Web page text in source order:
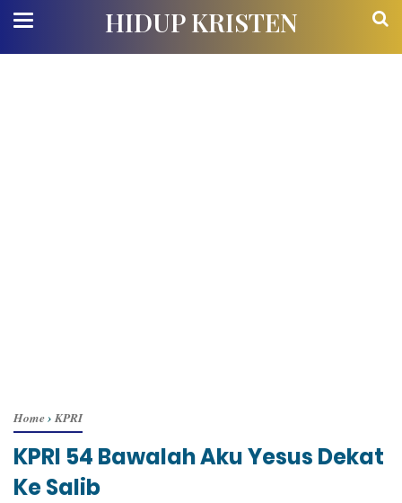
HIDUP KRISTEN
Home› KPRI
KPRI 54 Bawalah Aku Yesus Dekat
Ke Salib